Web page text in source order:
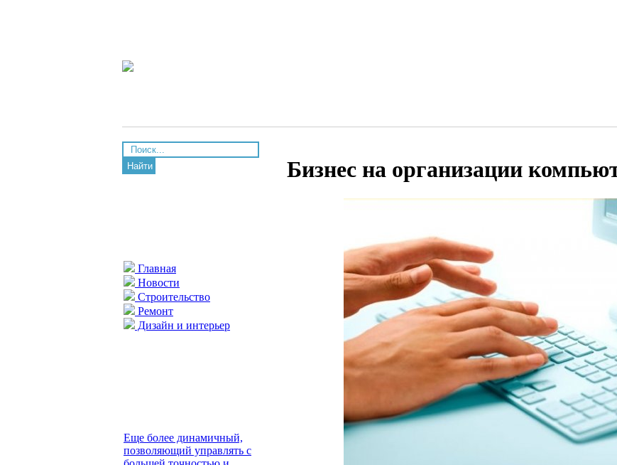
Найти
Главная
Новости
Строительство
Ремонт
Дизайн и интерьер
Еще более динамичный,
позволяющий управлять с
Бизнес на организации